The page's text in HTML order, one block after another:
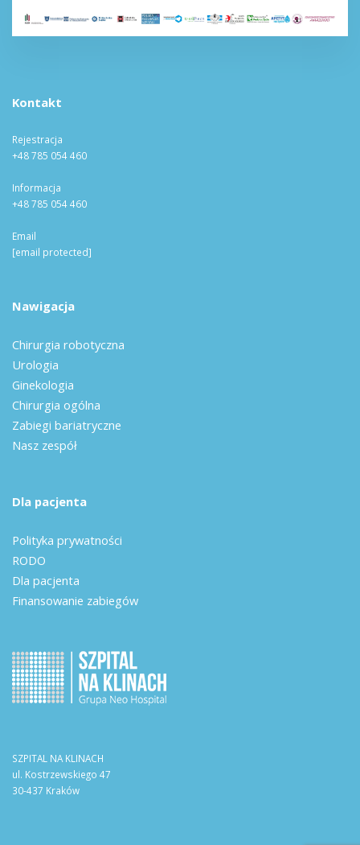
Kontakt
Rejestracja
+48 785 054 460
Informacja
+48 785 054 460
Email
[email protected]
Nawigacja
Chirurgia robotyczna
Urologia
Ginekologia
Chirurgia ogólna
Zabiegi bariatryczne
Nasz zespół
Dla pacjenta
Polityka prywatności
RODO
Dla pacjenta
Finansowanie zabiegów
SZPITAL NA KLINACH
ul. Kostrzewskiego 47
30-437 Kraków